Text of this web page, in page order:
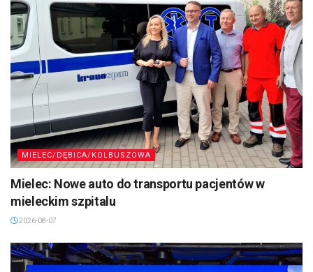
MIELEC/DĘBICA/KOLBUSZOWA
Mielec: Nowe auto do transportu pacjentów w
mieleckim szpitalu
2026-08-07